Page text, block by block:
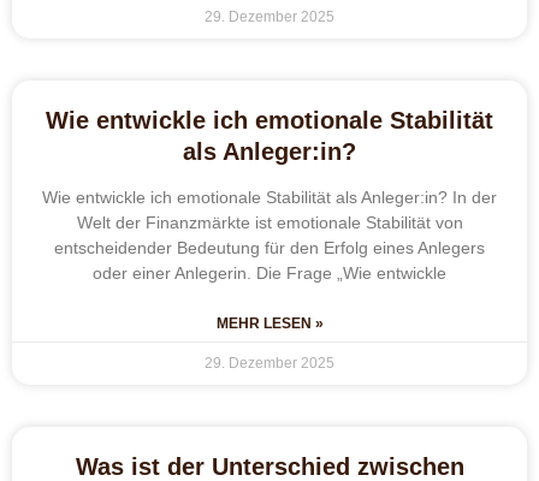
29. Dezember 2025
Wie entwickle ich emotionale Stabilität
als Anleger:in?
Wie entwickle ich emotionale Stabilität als Anleger:in? In der
Welt der Finanzmärkte ist emotionale Stabilität von
entscheidender Bedeutung für den Erfolg eines Anlegers
oder einer Anlegerin. Die Frage „Wie entwickle
MEHR LESEN »
29. Dezember 2025
Was ist der Unterschied zwischen